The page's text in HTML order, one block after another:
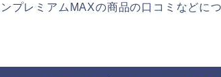
プレミアムMAXの商品の口コミなどに